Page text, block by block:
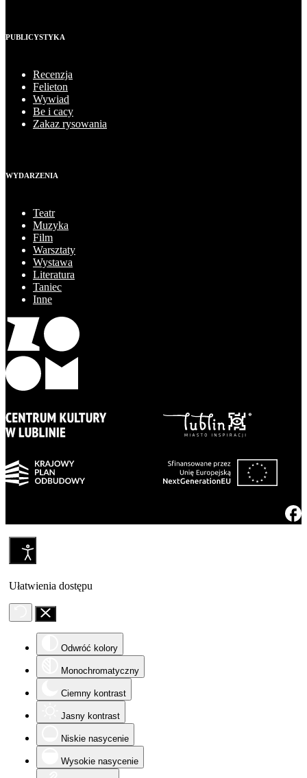
PUBLICYSTYKA
Recenzja
Felieton
Wywiad
Be i cacy
Zakaz rysowania
WYDARZENIA
Teatr
Muzyka
Film
Warsztaty
Wystawa
Literatura
Taniec
Inne
Ułatwienia dostępu
Odwróć kolory
Monochromatyczny
Ciemny kontrast
Jasny kontrast
Niskie nasycenie
Wysokie nasycenie